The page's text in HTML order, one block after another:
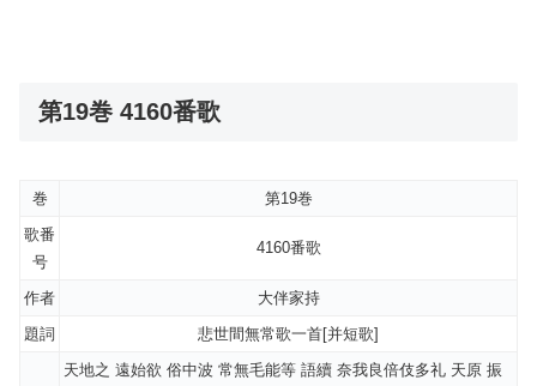
第19巻 4160番歌
巻
第19巻
歌番
号
4160番歌
作者
大伴家持
題詞
悲世間無常歌一首[并短歌]
天地之 遠始欲 俗中波 常無毛能等 語續 奈我良倍伎多礼 天原 振